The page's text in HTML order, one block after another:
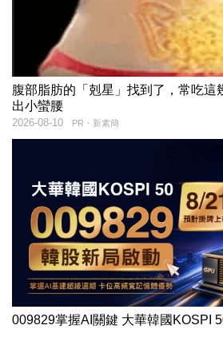
腹部脂肪的「剋星」找到了，常吃這
出小蠻腰
PR・新素簡
2026-08-10
009829掌握AI關鍵 大華韓國KOSPI